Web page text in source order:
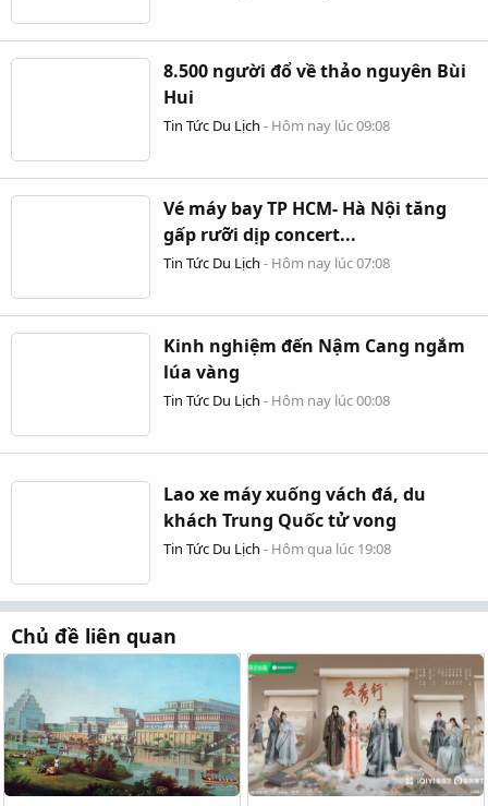
8.500 người đổ về thảo nguyên Bùi
Hui
Tin Tức Du Lịch - Hôm nay lúc 09:08
Vé máy bay TP HCM- Hà Nội tăng
gấp rưỡi dịp concert...
Tin Tức Du Lịch - Hôm nay lúc 07:08
Kinh nghiệm đến Nậm Cang ngắm
lúa vàng
Tin Tức Du Lịch - Hôm nay lúc 00:08
Lao xe máy xuống vách đá, du
khách Trung Quốc tử vong
Tin Tức Du Lịch - Hôm qua lúc 19:08
Chủ đề liên quan